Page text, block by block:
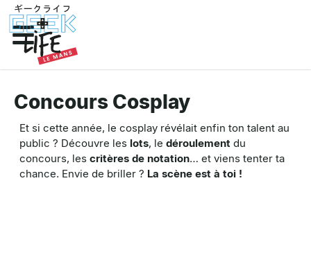
Concours Cosplay
Et si cette année, le cosplay révélait enfin ton talent au
public ? Découvre les lots, le déroulement du
concours, les critères de notation… et viens tenter ta
chance. Envie de briller ? La scène est à toi !